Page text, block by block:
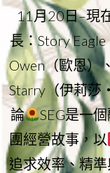
11月20日–現
長：Story
Owen（歐恩）
Starry（伊莉莎
論
SEG是一
團經營故事，以
追求效率、精